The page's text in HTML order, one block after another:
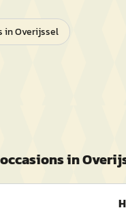
inOverijssel
occasions in